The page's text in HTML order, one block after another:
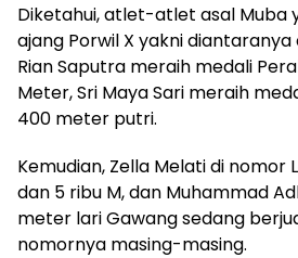
Diketahui, atlet-atlet asal Muba
ajang Porwil X yakni
Rian Saputra meraih medali
Meter, Sri Maya Sari meraih
400 meter putri.
Kemudian, Zella Melati di nomor
dan 5 ribu M, dan Muhammad
meter lari Gawang sedang
nomornya masing-masing.